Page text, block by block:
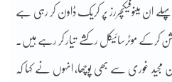
ان مینوفیکچررز پر کریک ڈاون کر رہی ہے
کرکے موٹرسائیکل رکشے تیار کر رہے ہیں۔
غوری سے بھی پوچھا، انہوں نے کہا کہ